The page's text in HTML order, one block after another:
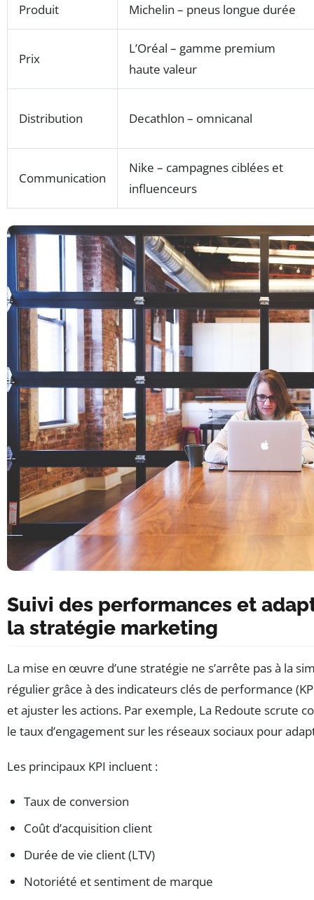
Produit Michelin – pneus longue durée
Prix
L’Oréal – gamme premium
haute valeur
Distribution Decathlon – omnicanal
Communication
Nike – campagnes ciblées et
influenceurs
Suivi des performances et
la stratégie marketing
La mise en œuvre d’une stratégie ne s’arrête pas à la
régulier grâce à des indicateurs clés de performance
et ajuster les actions. Par exemple, La Redoute scrute
le taux d’engagement sur les réseaux sociaux pour
Les principaux KPI incluent :
Taux de conversion
Coût d’acquisition client
Durée de vie client (LTV)
Notoriété et sentiment de marque